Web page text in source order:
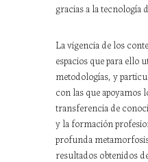
gracias a la tecnología
La vigencia de los
espacios que para ello
metodologías, y
con las que apoyamos
transferencia de
y la formación
profunda
resultados obtenidos